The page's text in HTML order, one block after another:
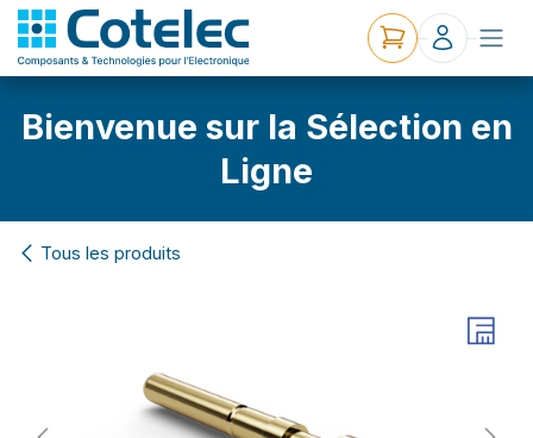
Bienvenue sur la Sélection en
Ligne
Tous les produits